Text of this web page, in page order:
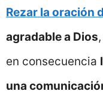
Rezar la oración
agradable a Dios
en consecuencia
una